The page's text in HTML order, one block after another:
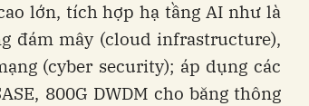
lớn, tích hợp hạ tầng AI như là
đám mây (cloud infrastructure),
(cyber security); áp dụng các
800G DWDM cho băng thông